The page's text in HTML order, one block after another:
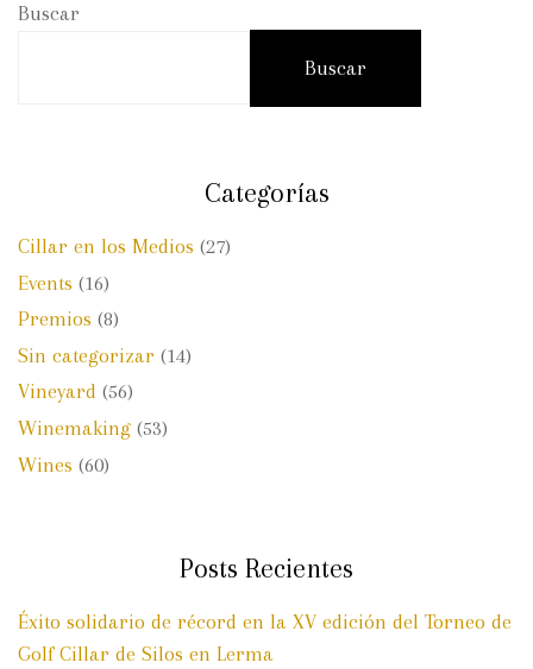
Buscar
Buscar
Categorías
Cillar en los Medios (27)
Events (16)
Premios (8)
Sin categorizar (14)
Vineyard (56)
Winemaking (53)
Wines (60)
Posts Recientes
Éxito solidario de récord en la XV edición del Torneo de
Golf Cillar de Silos en Lerma